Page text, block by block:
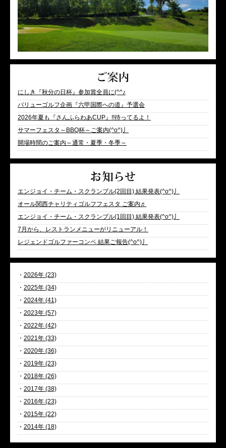
にしき『秋分の日杯』参加賞全員に(^^♪
バリューゴルフ企画『六甲国際への道』予選会
2026年夏も『さんふらわあCUP』!!待ってるよ！
サマーフェスタ～BBQ杯～ご案内(^o^)丿
開場時間のご案内～通常・夏季・冬季～
エンジョイ・チーム・スクランブル(2回目) 結果発表(^o^)丿
オール関西チャリティゴルフフェスタ ご案内♬
エンジョイ・チーム・スクランブル(1回目) 結果発表(^o^)丿
7月から、レストランメニューがリニューアル！
レジェンドゴルファーコンペ 結果ご報告(^o^)丿
・ 2026年 (23)
・ 2025年 (34)
・ 2024年 (41)
・ 2023年 (57)
・ 2022年 (42)
・ 2021年 (33)
・ 2020年 (36)
・ 2019年 (23)
・ 2018年 (26)
・ 2017年 (38)
・ 2016年 (23)
・ 2015年 (22)
・ 2014年 (18)